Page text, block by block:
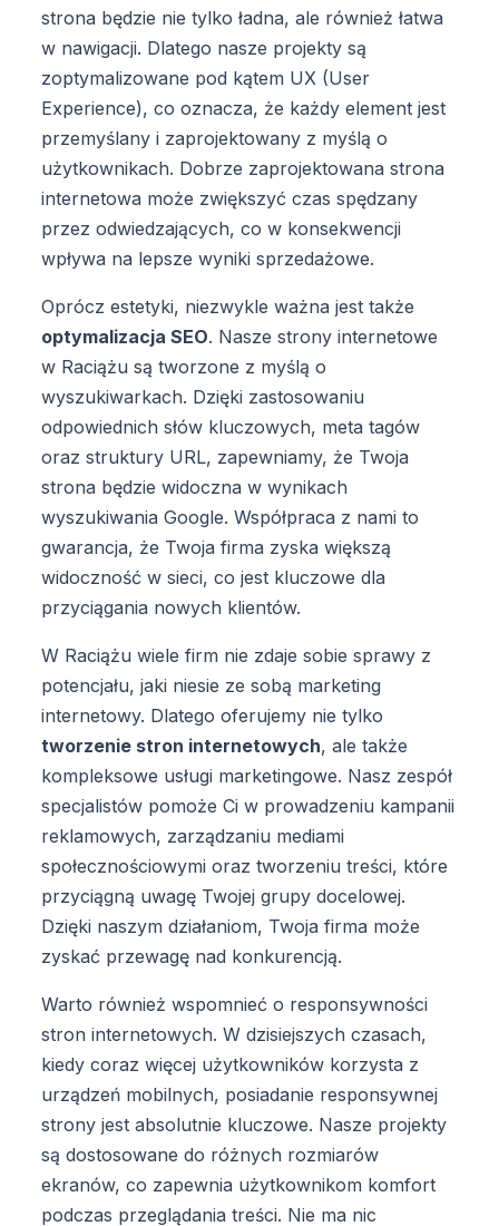
strona będzie nie tylko ładna, ale również łatwa
w nawigacji. Dlatego nasze projekty są
zoptymalizowane pod kątem UX (User
Experience), co oznacza, że każdy element jest
przemyślany i zaprojektowany z myślą o
użytkownikach. Dobrze zaprojektowana strona
internetowa może zwiększyć czas spędzany
przez odwiedzających, co w konsekwencji
wpływa na lepsze wyniki sprzedażowe.
Oprócz estetyki, niezwykle ważna jest także
optymalizacja SEO. Nasze strony internetowe
w Raciążu są tworzone z myślą o
wyszukiwarkach. Dzięki zastosowaniu
odpowiednich słów kluczowych, meta tagów
oraz struktury URL, zapewniamy, że Twoja
strona będzie widoczna w wynikach
wyszukiwania Google. Współpraca z nami to
gwarancja, że Twoja firma zyska większą
widoczność w sieci, co jest kluczowe dla
przyciągania nowych klientów.
W Raciążu wiele firm nie zdaje sobie sprawy z
potencjału, jaki niesie ze sobą marketing
internetowy. Dlatego oferujemy nie tylko
tworzenie stron internetowych, ale także
kompleksowe usługi marketingowe. Nasz zespół
specjalistów pomoże Ci w prowadzeniu kampanii
reklamowych, zarządzaniu mediami
społecznościowymi oraz tworzeniu treści, które
przyciągną uwagę Twojej grupy docelowej.
Dzięki naszym działaniom, Twoja firma może
zyskać przewagę nad konkurencją.
Warto również wspomnieć o responsywności
stron internetowych. W dzisiejszych czasach,
kiedy coraz więcej użytkowników korzysta z
urządzeń mobilnych, posiadanie responsywnej
strony jest absolutnie kluczowe. Nasze projekty
są dostosowane do różnych rozmiarów
ekranów, co zapewnia użytkownikom komfort
podczas przeglądania treści. Nie ma nic